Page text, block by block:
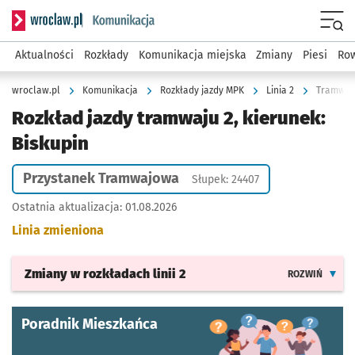
Serwis informacyjny wroclaw.pl podserwis: Komunikacja
Aktualności Rozkłady Komunikacja miejska Zmiany Piesi
wroclaw.pl Komunikacja Rozkłady jazdy MPK Linia 2
Rozkład jazdy tramwaju 2, kierunek:
Biskupin
Przystanek Tramwajowa Słupek: 24407
Ostatnia aktualizacja: 01.08.2026
Linia zmieniona
Zmiany w rozkładach linii 2 ROZWIŃ
Poradnik Mieszkańca